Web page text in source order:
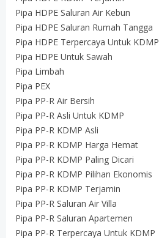
Pipa HDPE Saluran Air Kebun
Pipa HDPE Saluran Rumah Tangga
Pipa HDPE Terpercaya Untuk KDMP
Pipa HDPE Untuk Sawah
Pipa Limbah
Pipa PEX
Pipa PP-R Air Bersih
Pipa PP-R Asli Untuk KDMP
Pipa PP-R KDMP Asli
Pipa PP-R KDMP Harga Hemat
Pipa PP-R KDMP Paling Dicari
Pipa PP-R KDMP Pilihan Ekonomis
Pipa PP-R KDMP Terjamin
Pipa PP-R Saluran Air Villa
Pipa PP-R Saluran Apartemen
Pipa PP-R Terpercaya Untuk KDMP